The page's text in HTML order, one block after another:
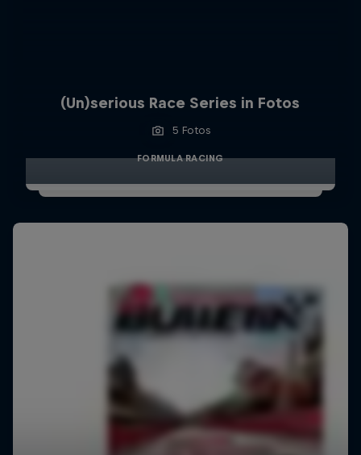
(Un)serious Race Series in Fotos
5 Fotos
FORMULA RACING